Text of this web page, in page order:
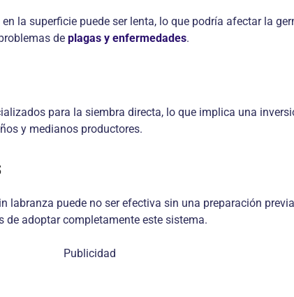
la superficie puede ser lenta, lo que podría afectar la
de plagas y enfermedades.
para la siembra directa, lo que implica una
y medianos productores.
puede no ser efectiva sin una preparación
adoptar completamente este sistema.
Publicidad